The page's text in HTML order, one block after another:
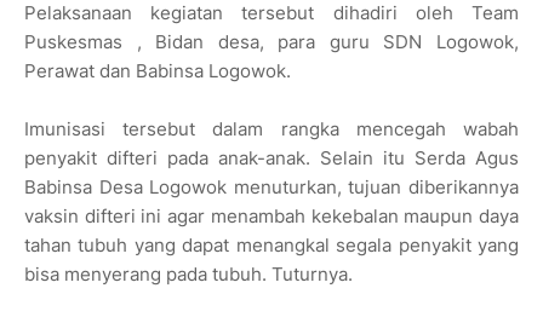
Pelaksanaan kegiatan tersebut dihadiri oleh Team
Puskesmas , Bidan desa, para guru SDN Logowok,
Perawat dan Babinsa Logowok.
Imunisasi tersebut dalam rangka mencegah wabah
penyakit difteri pada anak-anak. Selain itu Serda Agus
Babinsa Desa Logowok menuturkan, tujuan diberikannya
vaksin difteri ini agar menambah kekebalan maupun daya
tahan tubuh yang dapat menangkal segala penyakit yang
bisa menyerang pada tubuh. Tuturnya.